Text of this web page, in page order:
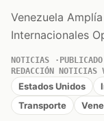
Venezuela
Internacionales
NOTICIAS
REDACCIÓN NOTICIAS
Estados Unidos
Transporte